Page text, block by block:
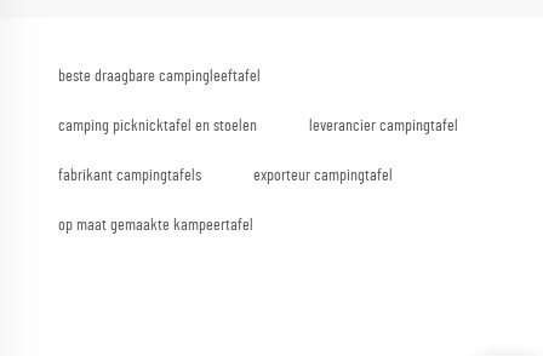
beste draagbare campingleeftafel
camping picknicktafel en stoelen leverancier campingtafel
fabrikant campingtafels exporteur campingtafel
op maat gemaakte kampeertafel